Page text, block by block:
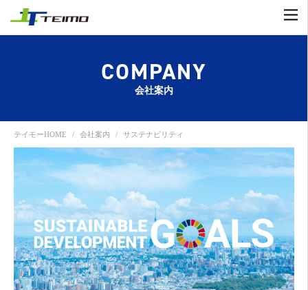
COMPANY
会社案内
テイモーHOME 会社案内 サステナビリティ